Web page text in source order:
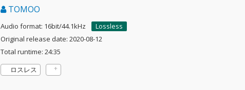
TOMOO
Audio format: 16bit/44.1kHz
Lossless
Original release date: 2020-08-12
Total runtime: 24:35
ロスレス